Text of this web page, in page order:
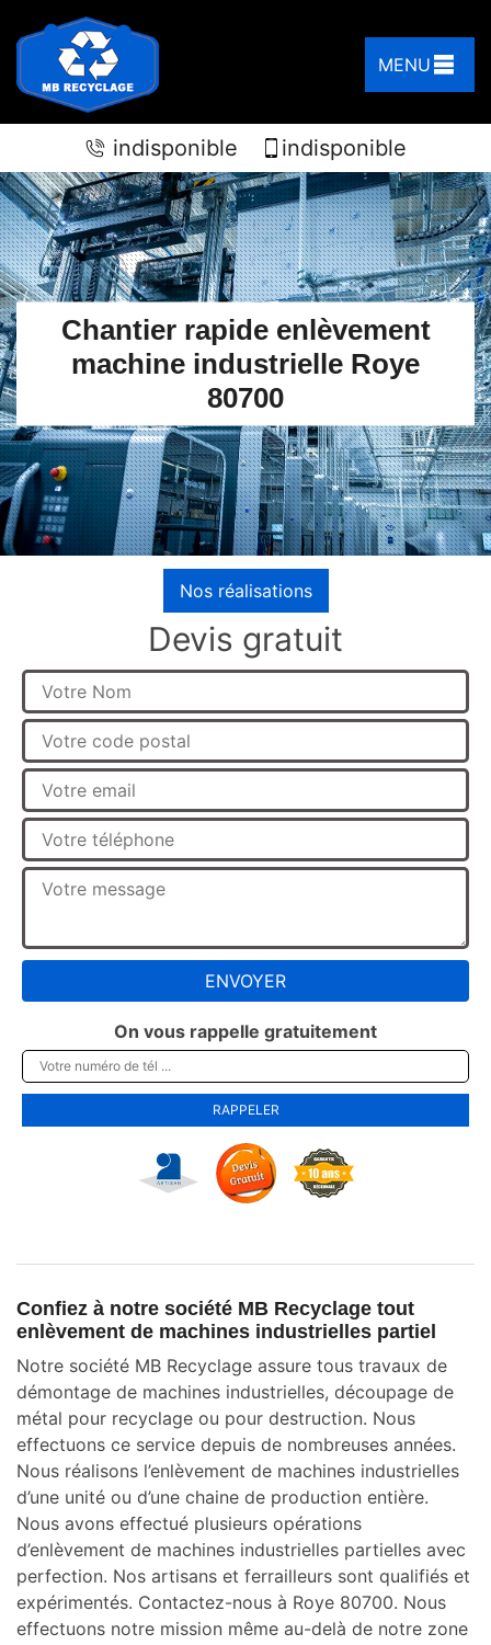
MENU
indisponible indisponible
Chantier rapide enlèvement
machine industrielle Roye
80700
Nos réalisations
Devis gratuit
On vous rappelle gratuitement
Confiez à notre société MB Recyclage tout
enlèvement de machines industrielles partiel
Notre société MB Recyclage assure tous travaux de
démontage de machines industrielles, découpage de
métal pour recyclage ou pour destruction. Nous
effectuons ce service depuis de nombreuses années.
Nous réalisons l’enlèvement de machines industrielles
d’une unité ou d’une chaine de production entière.
Nous avons effectué plusieurs opérations
d’enlèvement de machines industrielles partielles avec
perfection. Nos artisans et ferrailleurs sont qualifiés et
expérimentés. Contactez-nous à Roye 80700. Nous
effectuons notre mission même au-delà de notre zone